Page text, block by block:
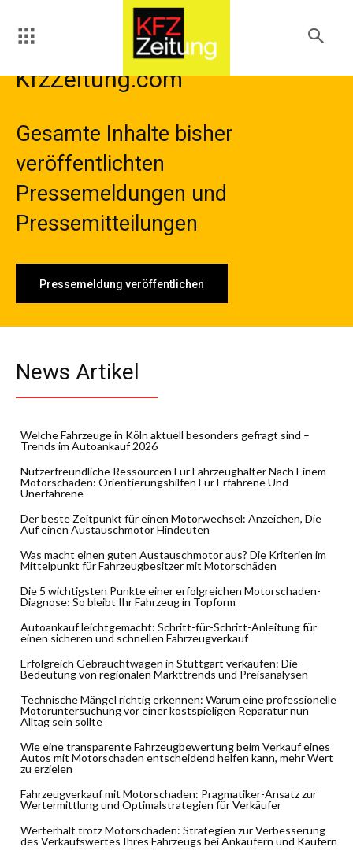
KfzZeitung.com
Gesamte Inhalte bisher
veröffentlichten
Pressemeldungen und
Pressemitteilungen
Pressemeldung veröffentlichen
News Artikel
Welche Fahrzeuge in Köln aktuell besonders gefragt sind –
Trends im Autoankauf 2026
Nutzerfreundliche Ressourcen Für Fahrzeughalter Nach Einem
Motorschaden: Orientierungshilfen Für Erfahrene Und
Unerfahrene
Der beste Zeitpunkt für einen Motorwechsel: Anzeichen, Die
Auf einen Austauschmotor Hindeuten
Was macht einen guten Austauschmotor aus? Die Kriterien im
Mittelpunkt für Fahrzeugbesitzer mit Motorschäden
Die 5 wichtigsten Punkte einer erfolgreichen Motorschaden-
Diagnose: So bleibt Ihr Fahrzeug in Topform
Autoankauf leichtgemacht: Schritt-für-Schritt-Anleitung für
einen sicheren und schnellen Fahrzeugverkauf
Erfolgreich Gebrauchtwagen in Stuttgart verkaufen: Die
Bedeutung von regionalen Markttrends und Preisanalysen
Technische Mängel richtig erkennen: Warum eine professionelle
Motoruntersuchung vor einer kostspieligen Reparatur nun
Alltag sein sollte
Wie eine transparente Fahrzeugbewertung beim Verkauf eines
Autos mit Motorschaden entscheidend helfen kann, mehr Wert
zu erzielen
Fahrzeugverkauf mit Motorschaden: Pragmatiker-Ansatz zur
Wertermittlung und Optimalstrategien für Verkäufer
Werterhalt trotz Motorschaden: Strategien zur Verbesserung
des Verkaufswertes Ihres Fahrzeugs bei Ankäufern und Käufern